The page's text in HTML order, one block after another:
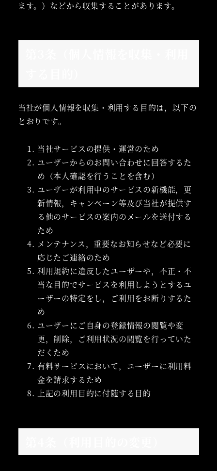
ます。）などから収集することがあります。
当社が個人情報を収集・利用する目的は，以下の
とおりです。
当社サービスの提供・運営のため
ユーザーからのお問い合わせに回答するた
め（本人確認を行うことを含む）
ユーザーが利用中のサービスの新機能，更
新情報，キャンペーン等及び当社が提供す
る他のサービスの案内のメールを送付する
ため
メンテナンス，重要なお知らせなど必要に
応じたご連絡のため
利用規約に違反したユーザーや，不正・不
当な目的でサービスを利用しようとするユ
ーザーの特定をし，ご利用をお断りするた
め
ユーザーにご自身の登録情報の閲覧や変
更，削除，ご利用状況の閲覧を行っていた
だくため
有料サービスにおいて，ユーザーに利用料
金を請求するため
上記の利用目的に付随する目的